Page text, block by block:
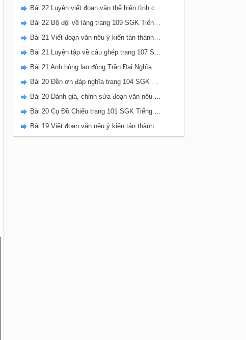
Bài 22 Luyện viết đoạn văn thể hiện tình cảm, cảm xúc về một sự việc trang 111 SGK Tiếng Việt 5 Kết nối tri thức tập 2
Bài 22 Bộ đội về làng trang 109 SGK Tiếng Việt 5 Kết nối tri thức tập 2
Bài 21 Viết đoạn văn nêu ý kiến tán thành một sự việc, hiện tượng (Bài viết số 2) trang 108 SGK Tiếng Việt 5 Kết nối tri thức tập 2
Bài 21 Luyện tập về câu ghép trang 107 SGK Tiếng Việt 5 Kết nối tri thức tập 2
Bài 21 Anh hùng lao động Trần Đại Nghĩa trang 106 SGK Tiếng Việt 5 Kết nối tri thức tập 2
Bài 20 Đền ơn đáp nghĩa trang 104 SGK Tiếng Việt 5 Kết nối tri thức tập 2
Bài 20 Đánh giá, chỉnh sửa đoạn văn nêu ý kiến tán thành một sự vật, hiện tượng trang 103 SGK Tiếng Việt 5 Kết nối tri thức tập 2
Bài 20 Cụ Đồ Chiểu trang 101 SGK Tiếng Việt 5 Kết nối tri thức tập 2
Bài 19 Viết đoạn văn nêu ý kiến tán thành một sự việc, hiện tượng (Bài viết số 1) trang 100 SGK Tiếng Việt 5 Kết nối tri thức tập 2